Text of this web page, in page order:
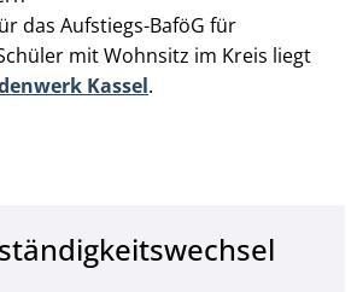
das Aufstiegs-BaföG für
mit Wohnsitz im Kreis liegt
Kassel.